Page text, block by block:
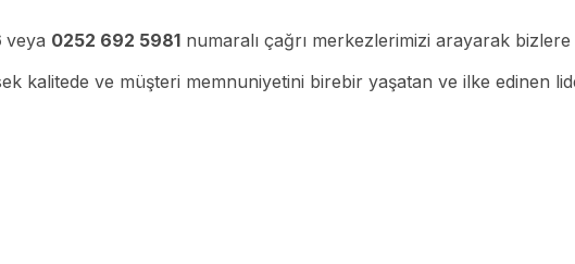
veya 0252 692 5981 numaralı çağrı merkezlerimizi arayarak
kalitede ve müşteri memnuniyetini birebir yaşatan ve ilke edinen